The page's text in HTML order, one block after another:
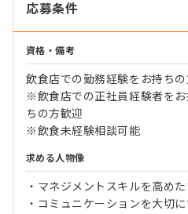
応募条件
資格・備考
飲食店での勤務経験をお持ち
※飲食店での正社員経験者を
ちの方歓迎
※飲食未経験相談可能
求める人物像
・マネジメントスキルを高め
・コミュニケーションを大切